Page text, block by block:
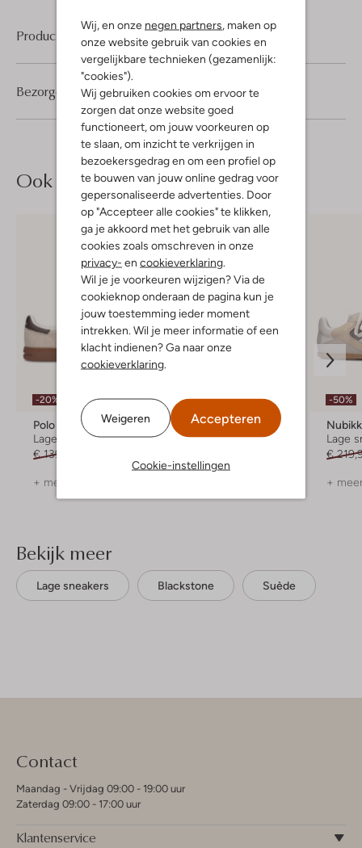
Wij, en onze negen partners, maken op
onze website gebruik van cookies en
vergelijkbare technieken (gezamenlijk:
"cookies").
Wij gebruiken cookies om ervoor te
zorgen dat onze website goed
functioneert, om jouw voorkeuren op
te slaan, om inzicht te verkrijgen in
bezoekersgedrag en om een profiel op
te bouwen van jouw online gedrag voor
gepersonaliseerde advertenties. Door
op "Accepteer alle cookies" te klikken,
ga je akkoord met het gebruik van alle
cookies zoals omschreven in onze
privacy- en cookieverklaring.
Wil je je voorkeuren wijzigen? Via de
cookieknop onderaan de pagina kun je
jouw toestemming ieder moment
intrekken. Wil je meer informatie of een
klacht indienen? Ga naar onze
cookieverklaring.
Weigeren Accepteren
Cookie-instellingen
Product informatie
Bezorgen & retourneren
Ook iets voor jou?
-20%
Polo Ralph Lauren
Lage sneakers
€ 139,99
+ meer kleuren
-20%
Polo Ralph Lauren
Lage sneakers
-50%
Nubikk
Lage
€
+
Bekijk meer
Lage sneakers Blackstone Suède
Contact
Maandag - Vrijdag 09:00 - 19:00 uur
Zaterdag 09:00 - 17:00 uur
Klantenservice